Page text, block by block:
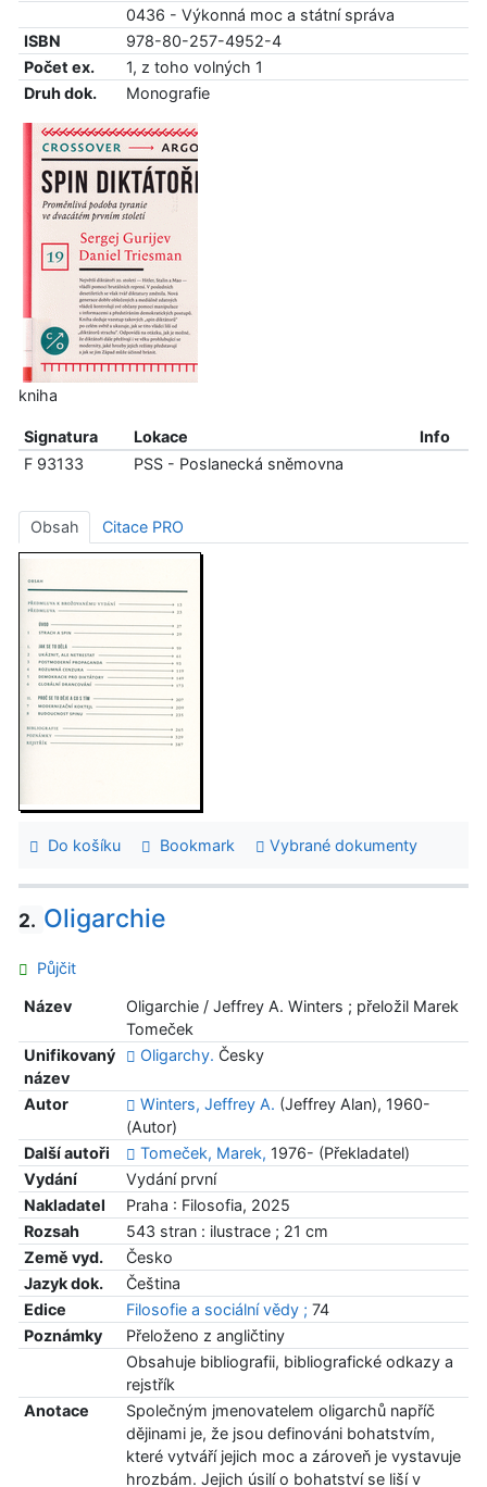
0436 - Výkonná moc a státní správa
ISBN
978-80-257-4952-4
Počet ex.
1, z toho volných 1
Druh dok.
Monografie
kniha
Signatura Lokace
Info
F 93133
PSS - Poslanecká sněmovna
Obsah Citace PRO
Do košíku Bookmark Vybrané dokumenty
2. Oligarchie
Půjčit
Název
Oligarchie / Jeffrey A. Winters ; přeložil Marek
Tomeček
Unifikovaný
název
Oligarchy. Česky
Autor Winters, Jeffrey A. (Jeffrey Alan), 1960-
(Autor)
Další autoři
Tomeček, Marek, 1976- (Překladatel)
Vydání
Vydání první
Nakladatel
Praha : Filosofia, 2025
Rozsah
543 stran : ilustrace ; 21 cm
Země vyd.
Česko
Jazyk dok.
Čeština
Edice
Filosofie a sociální vědy ; 74
Poznámky
Přeloženo z angličtiny
Obsahuje bibliografii, bibliografické odkazy a
rejstřík
Anotace
Společným jmenovatelem oligarchů napříč
dějinami je, že jsou definováni bohatstvím,
které vytváří jejich moc a zároveň je vystavuje
hrozbám. Jejich úsilí o bohatství se liší v